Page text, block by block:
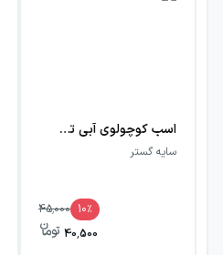
اسب کوچولوی آبی تمیز شده حسابی
سایه گستر
45,000 10٪
40,500